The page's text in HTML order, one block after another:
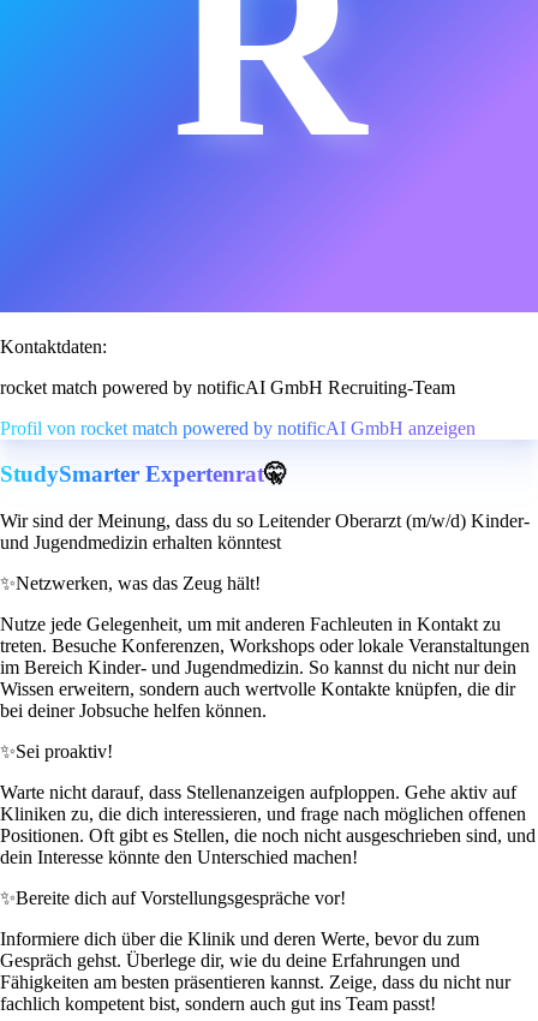
Kontaktdaten:
rocket match powered by notificAI GmbH Recruiting-Team
Profil von rocket match powered by notificAI GmbH anzeigen
StudySmarter Expertenrat🤫
Wir sind der Meinung, dass du so Leitender Oberarzt (m/w/d) Kinder-
und Jugendmedizin erhalten könntest
✨Netzwerken, was das Zeug hält!
Nutze jede Gelegenheit, um mit anderen Fachleuten in Kontakt zu
treten. Besuche Konferenzen, Workshops oder lokale Veranstaltungen
im Bereich Kinder- und Jugendmedizin. So kannst du nicht nur dein
Wissen erweitern, sondern auch wertvolle Kontakte knüpfen, die dir
bei deiner Jobsuche helfen können.
✨Sei proaktiv!
Warte nicht darauf, dass Stellenanzeigen aufploppen. Gehe aktiv auf
Kliniken zu, die dich interessieren, und frage nach möglichen offenen
Positionen. Oft gibt es Stellen, die noch nicht ausgeschrieben sind, und
dein Interesse könnte den Unterschied machen!
✨Bereite dich auf Vorstellungsgespräche vor!
Informiere dich über die Klinik und deren Werte, bevor du zum
Gespräch gehst. Überlege dir, wie du deine Erfahrungen und
Fähigkeiten am besten präsentieren kannst. Zeige, dass du nicht nur
fachlich kompetent bist, sondern auch gut ins Team passt!